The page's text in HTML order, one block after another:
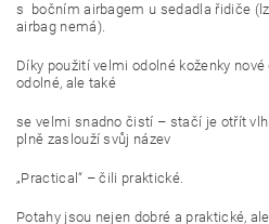
s bočním airbagem u sedadla řidiče
airbag nemá).
Díky použití velmi odolné koženky
odolné, ale také
se velmi snadno čistí – stačí je otřít
plně zaslouží svůj název
„Practical“ – čili praktické.
Potahy jsou nejen dobré a praktické,